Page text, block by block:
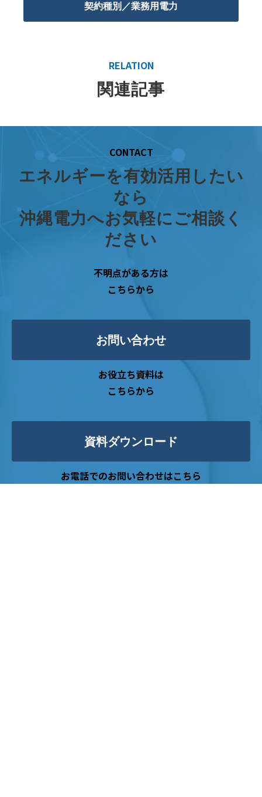
契約種別／業務用電力
RELATION
関連記事
CONTACT
エネルギーを有効活用したい
なら
沖縄電力へお気軽にご相談く
ださい
不明点がある方は
こちらから
お問い合わせ
お役立ち資料は
こちらから
資料ダウンロード
お電話でのお問い合わせはこちら